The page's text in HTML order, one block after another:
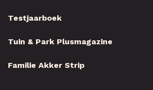
Testjaarboek
Tuin & Park Plusmagazine
Familie Akker Strip